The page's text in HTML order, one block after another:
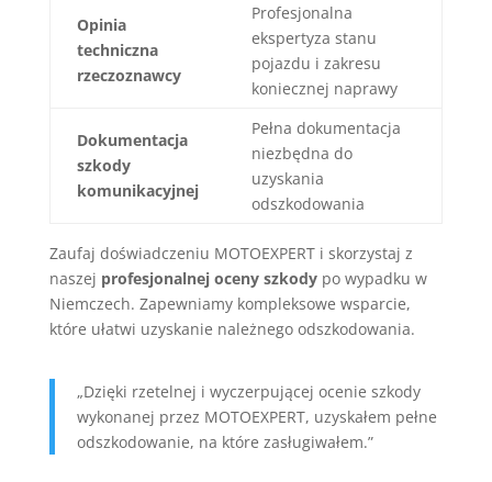
Opinia
techniczna
rzeczoznawcy
Profesjonalna
ekspertyza stanu
pojazdu i zakresu
koniecznej naprawy
Dokumentacja
szkody
komunikacyjnej
Pełna dokumentacja
niezbędna do
uzyskania
odszkodowania
Zaufaj doświadczeniu MOTOEXPERT i skorzystaj z
naszej profesjonalnej oceny szkodypo wypadku w
Niemczech. Zapewniamy kompleksowe wsparcie,
które ułatwi uzyskanie należnego odszkodowania.
„Dzięki rzetelnej i wyczerpującej ocenie szkody
wykonanej przez MOTOEXPERT, uzyskałem pełne
odszkodowanie, na które zasługiwałem.”